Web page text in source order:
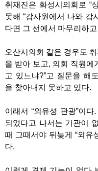
취재진은 화성시의회로“
못해 “감사원에서 나와 감
다면 그 선에서 마무리하
오산시의회 같은 경우도
을 받아 보고, 의회 직원에
고 있느냐?”고 질문을 해도
을 찾아내지 못하고 있다.
이래서 “외유성 관광”이다
되었다고 나서는 기관이
때 그때서야 뒤늦게 “외유
다.